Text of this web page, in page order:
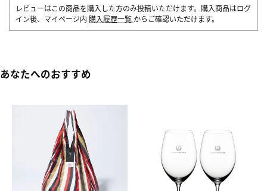
レビューはこの商品を購入した方のみ投稿いただけます。購入商品はログ
イン後、マイページ内 購入履歴一覧 からご確認いただけます。
あなたへのおすすめ